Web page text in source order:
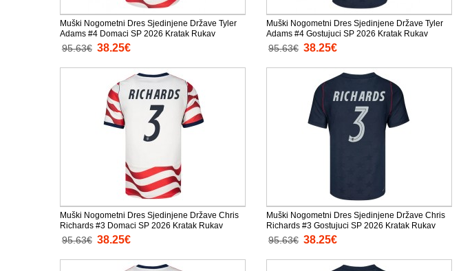
Muški Nogometni Dres Sjedinjene Države Tyler
Adams #4 Domaci SP 2026 Kratak Rukav
95.63€ 38.25€
Muški Nogometni Dres Sjedinjene Države Tyler
Adams #4 Gostujuci SP 2026 Kratak Rukav
95.63€ 38.25€
Muški Nogometni Dres Sjedinjene Države Chris
Richards #3 Domaci SP 2026 Kratak Rukav
95.63€ 38.25€
Muški Nogometni Dres Sjedinjene Države Chris
Richards #3 Gostujuci SP 2026 Kratak Rukav
95.63€ 38.25€